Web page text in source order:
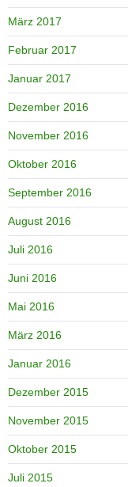
März 2017
Februar 2017
Januar 2017
Dezember 2016
November 2016
Oktober 2016
September 2016
August 2016
Juli 2016
Juni 2016
Mai 2016
März 2016
Januar 2016
Dezember 2015
November 2015
Oktober 2015
Juli 2015